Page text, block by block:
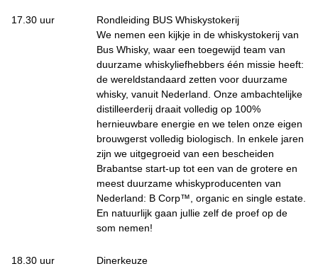
17.30 uur
Rondleiding BUS Whiskystokerij
We nemen een kijkje in de whiskystokerij van
Bus Whisky, waar een toegewijd team van
duurzame whiskyliefhebbers één missie heeft:
de wereldstandaard zetten voor duurzame
whisky, vanuit Nederland. Onze ambachtelijke
distilleerderij draait volledig op 100%
hernieuwbare energie en we telen onze eigen
brouwgerst volledig biologisch. In enkele jaren
zijn we uitgegroeid van een bescheiden
Brabantse start-up tot een van de grotere en
meest duurzame whiskyproducenten van
Nederland: B Corp™, organic en single estate.
En natuurlijk gaan jullie zelf de proef op de
som nemen!
18.30 uur
Dinerkeuze